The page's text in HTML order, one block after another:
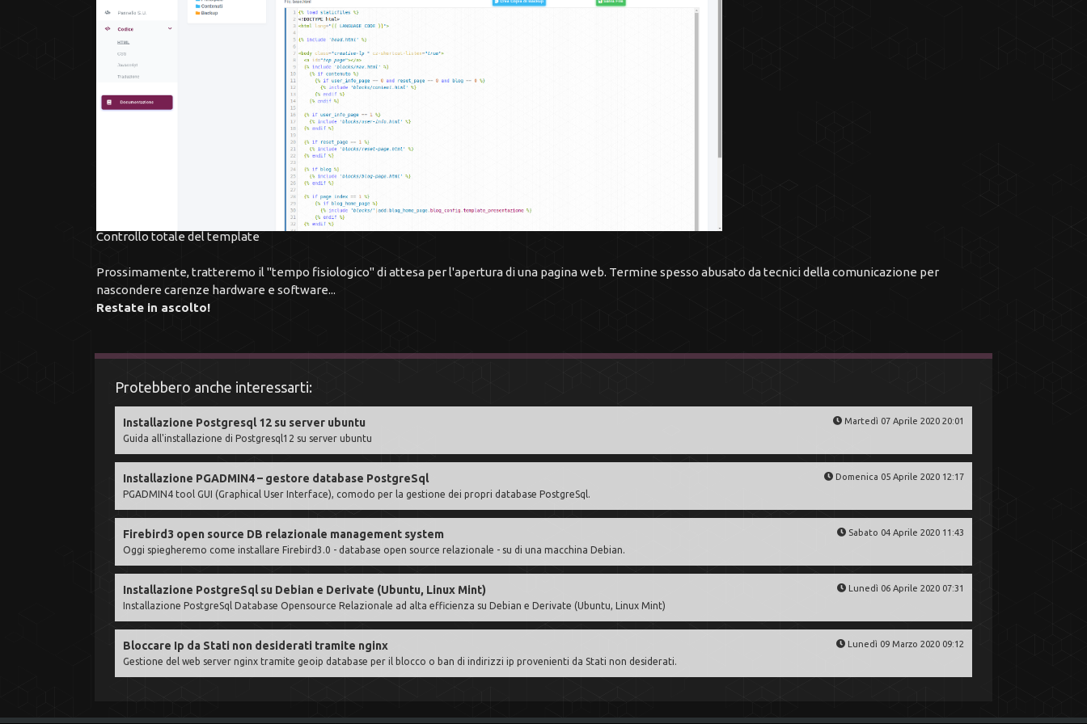
Controllo totale del template
Prossimamente, tratteremo il "tempo fisiologico" di attesa per l'apertura di una pagina web. Termine spesso abusato da tecnici della comunicazione per
nascondere carenze hardware e software...
Restate in ascolto!
Protebbero anche interessarti:
Installazione Postgresql 12 su server ubuntu Martedì 07 Aprile 2020 20:01
Guida all'installazione di Postgresql12 su server ubuntu
Installazione PGADMIN4 – gestore database PostgreSql Domenica 05 Aprile 2020 12:17
PGADMIN4 tool GUI (Graphical User Interface), comodo per la gestione dei propri database PostgreSql.
Firebird3 open source DB relazionale management system Sabato 04 Aprile 2020 11:43
Oggi spiegheremo come installare Firebird3.0 - database open source relazionale - su di una macchina Debian.
Installazione PostgreSql su Debian e Derivate (Ubuntu, Linux Mint) Lunedì 06 Aprile 2020 07:31
Installazione PostgreSql Database Opensource Relazionale ad alta efficienza su Debian e Derivate (Ubuntu, Linux Mint)
Bloccare Ip da Stati non desiderati tramite nginx Lunedì 09 Marzo 2020 09:12
Gestione del web server nginx tramite geoip database per il blocco o ban di indirizzi ip provenienti da Stati non desiderati.